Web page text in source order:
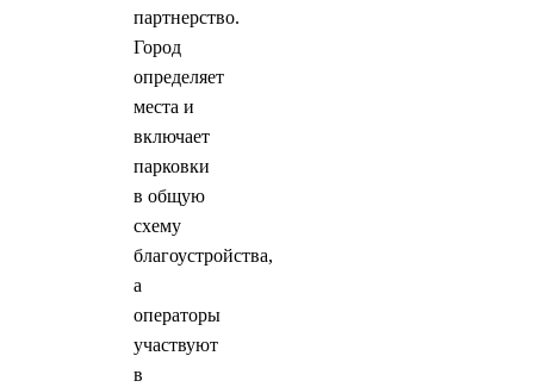
партнерство.
Город
определяет
места и
включает
парковки
в общую
схему
благоустройства,
а
операторы
участвуют
в